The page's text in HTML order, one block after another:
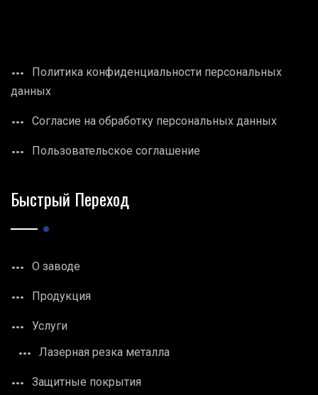
Политика конфиденциальности персональных
данных
Согласие на обработку персональных данных
Пользовательское соглашение
Быстрый Переход
О заводе
Продукция
Услуги
Лазерная резка металла
Защитные покрытия